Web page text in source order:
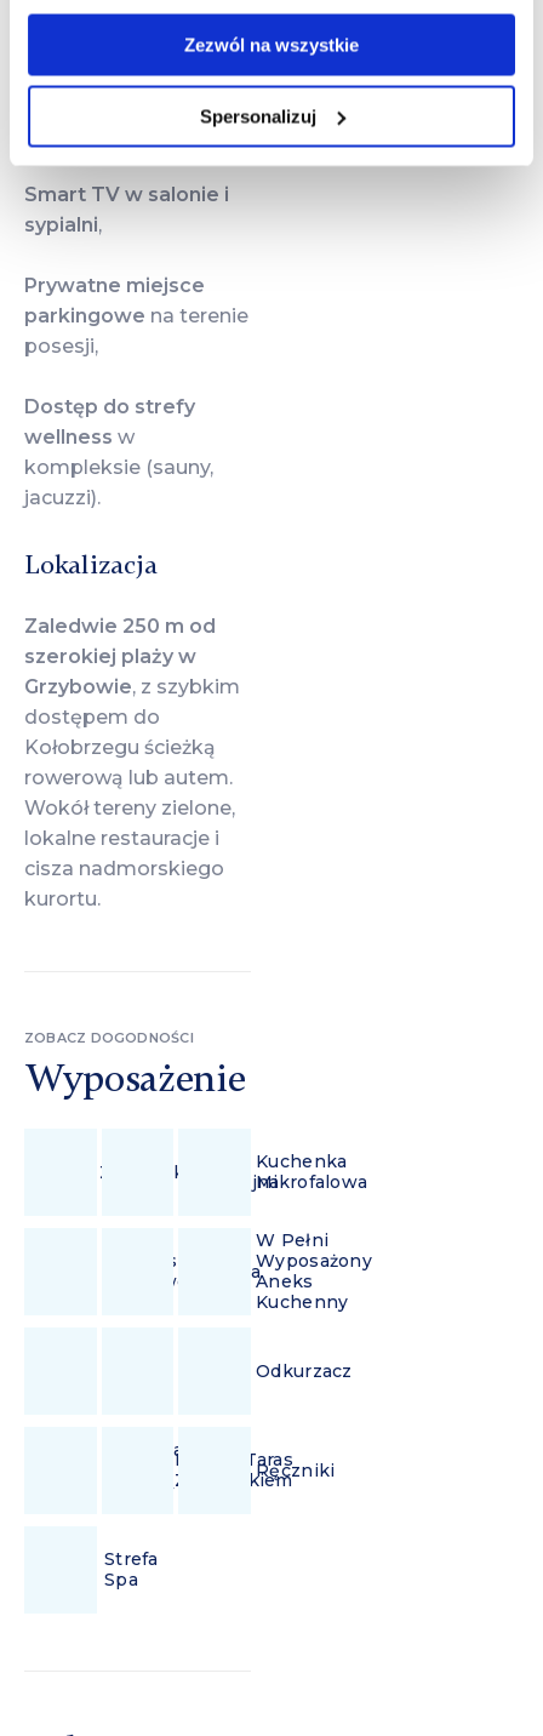
Zezwól na wszystkie
Spersonalizuj
porze roku,
Szybkie Wi‑Fi– idealne
Smart TV w salonie i
sypialni,
Prywatne miejsce
parkingowe na terenie
posesji,
Dostęp do strefy
wellness w
kompleksie (sauny,
jacuzzi).
Lokalizacja
Zaledwie 250 m od
szerokiej plaży w
Grzybowie, z szybkim
dostępem do
Kołobrzegu ścieżką
rowerową lub autem.
Wokół tereny zielone,
lokalne restauracje i
cisza nadmorskiego
kurortu.
ZOBACZ DOGODNOŚCI
Wyposażenie
Zmywarka Indukcyjna
Kuchenka
Mikrofalowa
Ekspres
PrzelewowyLodówka
W Pełni
Wyposażony
Aneks
Kuchenny
Odkurzacz
Suszarka
Włosów
Balkon/Taras
Z OgródkiemRęczniki
Strefa
Spa